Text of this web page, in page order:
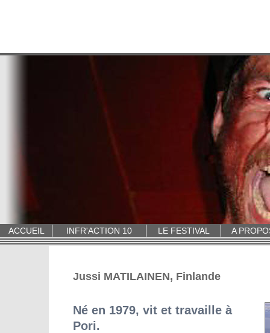
ACCUEIL INFR'ACTION 10 LE FESTIVAL A
Jussi MATILAINEN, Finlande
Né en 1979, vit et travaille à
Pori.